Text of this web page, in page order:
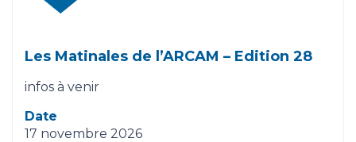
Les Matinales de l’ARCAM – Edition 28
infos à venir
Date
17 novembre 2026